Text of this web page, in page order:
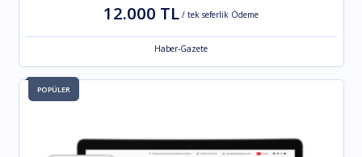
12.000 TL / tek seferlik Ödeme
Haber-Gazete
POPÜLER